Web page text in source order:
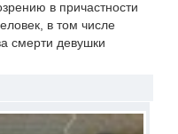
в причастности
в том числе
смерти девушки